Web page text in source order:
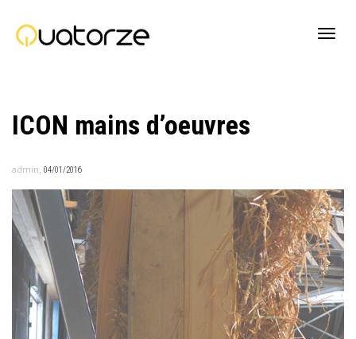
ICON mains d’oeuvres
admin, 04/01/2016